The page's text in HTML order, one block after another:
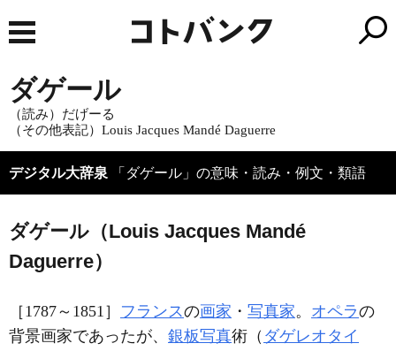
ダゲール
（読み）だげーる
（その他表記）Louis Jacques Mandé Daguerre
デジタル大辞泉 「ダゲール」の意味・読み・例文・類語
ダゲール（Louis Jacques Mandé
Daguerre）
［1787～1851］ フランスの画家 ・ 写真家。 オペラの
背景画家であったが、 銀板写真術（ ダゲレオタイ